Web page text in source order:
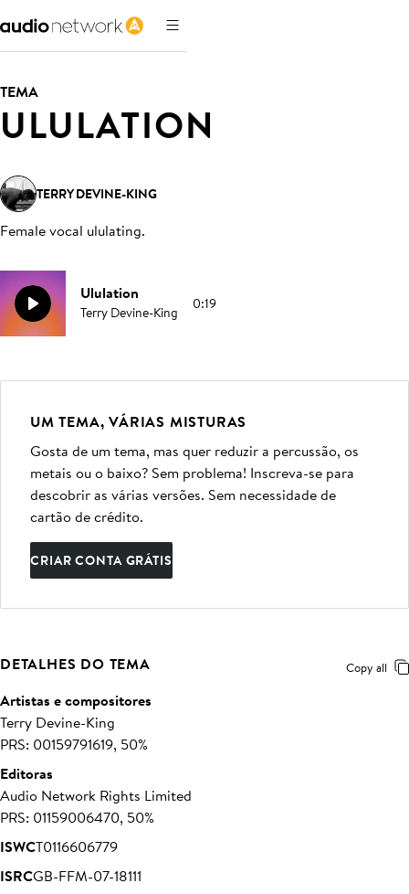
TEMA
ULULATION
TERRY DEVINE-KING
Female vocal ululating.
Ululation
Terry Devine-King 0:19
UM TEMA, VÁRIAS MISTURAS
Gosta de um tema, mas quer reduzir a percussão, os
metais ou o baixo? Sem problema! Inscreva-se para
descobrir as várias versões. Sem necessidade de
cartão de crédito.
CRIAR CONTA GRÁTIS
DETALHES DO TEMA Copy all
Artistas e compositores
Terry Devine-King
PRS: 00159791619, 50%
Editoras
Audio Network Rights Limited
PRS: 01159006470, 50%
ISWCT0116606779
ISRCGB-FFM-07-18111